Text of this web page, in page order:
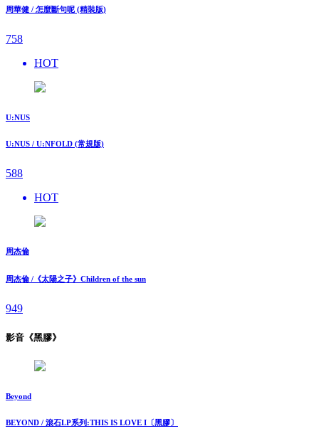
周華健 / 怎麼斷句呢 (精裝版)
758
HOT
U:NUS
U:NUS / U:NFOLD (常規版)
588
HOT
周杰倫
周杰倫 /《太陽之子》Children of the sun
949
影音《黑膠》
Beyond
BEYOND / 滾石LP系列:THIS IS LOVE I〔黑膠〕